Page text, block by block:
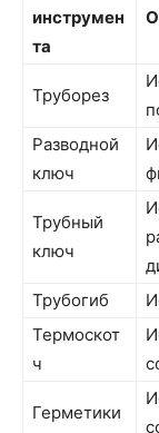
инструмен
та
Труборез
Разводной
ключ
Трубный
ключ
Трубогиб
Термоскот
ч
Герметики